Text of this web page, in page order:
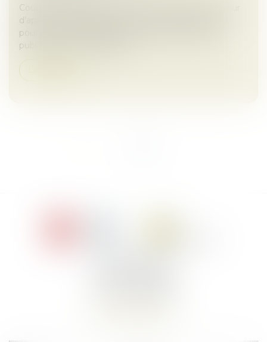
Coup de tonnerre dans le secteur immobilier : la Cour
d’appel de Montpellier a sanctionné deux agences
pour concurrence déloyale en raison d’annonces
publiées sans le Diagnostic...